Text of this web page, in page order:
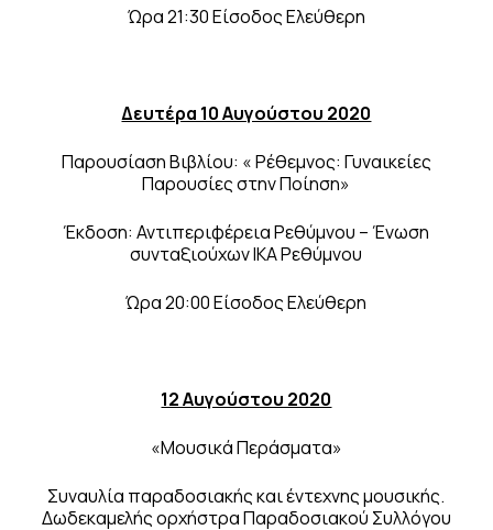
Ώρα 21:30 Είσοδος Ελεύθερη
Δευτέρα 10 Αυγούστου 2020
Παρουσίαση Βιβλίου: « Ρέθεμνος: Γυναικείες
Παρουσίες στην Ποίηση»
Έκδοση: Αντιπεριφέρεια Ρεθύμνου – Ένωση
συνταξιούχων ΙΚΑ Ρεθύμνου
Ώρα 20:00 Είσοδος Ελεύθερη
12 Αυγούστου 2020
«Μουσικά Περάσματα»
Συναυλία παραδοσιακής και έντεχνης μουσικής.
Δωδεκαμελής ορχήστρα Παραδοσιακού Συλλόγου